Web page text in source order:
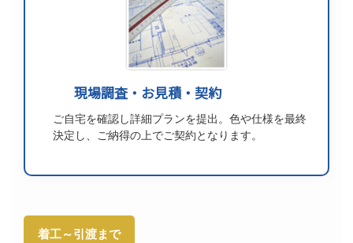
現場調査・お見積・契約
ご自宅を確認し詳細プランを提出。色や仕様を最終
決定し、ご納得の上でご契約となります。
着工～引渡まで